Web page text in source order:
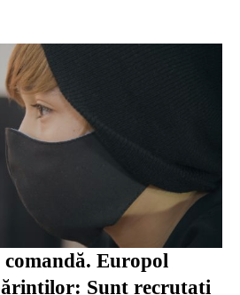
Europol
Sunt recrutați